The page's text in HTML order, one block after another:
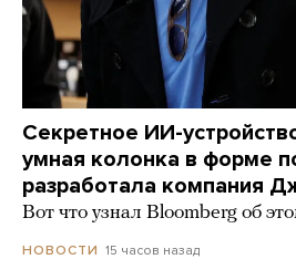
Секретное ИИ-
умная колонка в форме
разработала компания
Вот что узнал Bloomberg об
НОВОСТИ 15 часов назад